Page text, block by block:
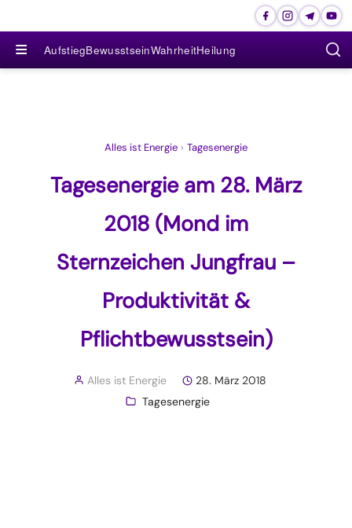
≡ AufstiegBewusstseinWahrheitHeilung
Alles ist Energie › Tagesenergie
Tagesenergie am 28. März
2018 (Mond im
Sternzeichen Jungfrau –
Produktivität &
Pflichtbewusstsein)
Alles ist Energie
28. März 2018
Tagesenergie